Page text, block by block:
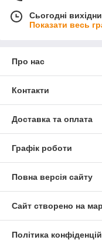
Сьогодні
Показати весь
Про нас
Контакти
Доставка та оплата
Графік роботи
Повна версія сайту
Сайт створено на
Політика